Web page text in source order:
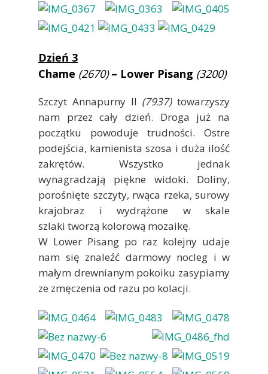
Dzień 3
Chame (2670)– Lower Pisang (3200)
Szczyt Annapurny II (7937)towarzyszy
nam przez cały dzień. Droga już na
początku powoduje trudności. Ostre
podejścia, kamienista szosa i duża ilość
zakrętów. Wszystko jednak
wynagradzają piękne widoki. Doliny,
porośnięte szczyty, rwąca rzeka, surowy
krajobraz i wydrążone w skale
szlaki tworzą kolorową mozaikę.
W Lower Pisang po raz kolejny udaje
nam się znaleźć darmowy nocleg i w
małym drewnianym pokoiku zasypiamy
ze zmęczenia od razu po kolacji.